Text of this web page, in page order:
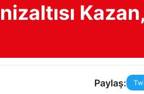
Paylaş: